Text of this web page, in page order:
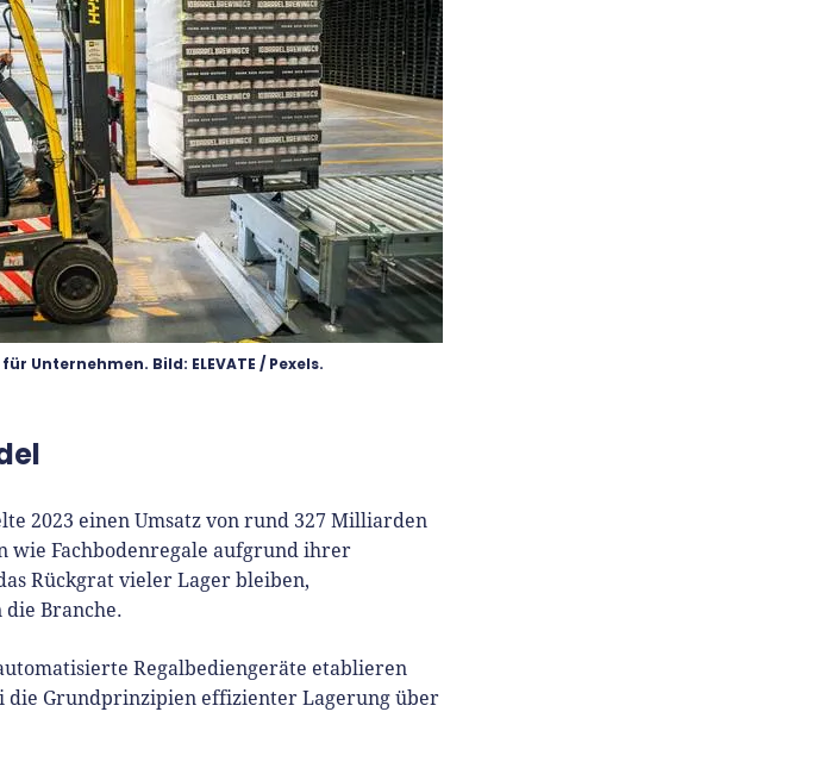
Unternehmen. Bild: ELEVATE / Pexels.
2023 einen Umsatz von rund 327 Milliarden
wie Fachbodenregale aufgrund ihrer
Rückgrat vieler Lager bleiben,
Branche.
Regalbediengeräte etablieren
die Grundprinzipien effizienter Lagerung über